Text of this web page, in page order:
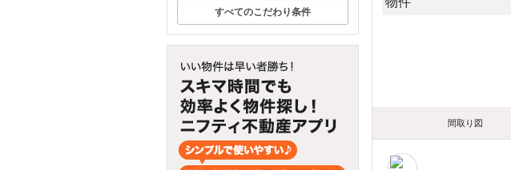
すべてのこだわり条件
間取り図